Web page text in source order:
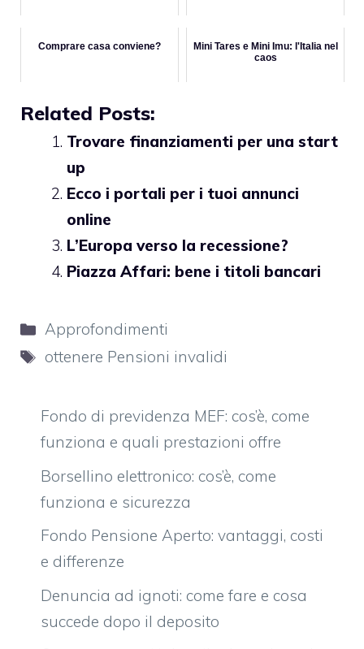
Comprare casa conviene?
Mini Tares e Mini Imu: l'Italia nel
caos
Related Posts:
Trovare finanziamenti per una start
up
Ecco i portali per i tuoi annunci
online
L’Europa verso la recessione?
Piazza Affari: bene i titoli bancari
Categorie
Approfondimenti
Tag
ottenere Pensioni invalidi
Fondo di previdenza MEF: cos’è, come
funziona e quali prestazioni offre
Borsellino elettronico: cos’è, come
funziona e sicurezza
Fondo Pensione Aperto: vantaggi, costi
e differenze
Denuncia ad ignoti: come fare e cosa
succede dopo il deposito